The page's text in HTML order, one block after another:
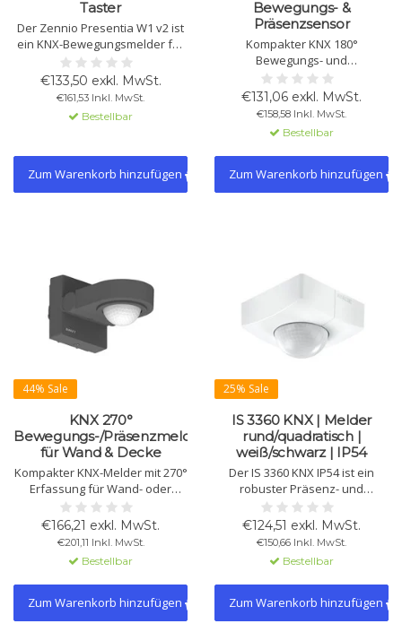
Taster
Der Zennio Presentia W1 v2 ist
ein KNX-Bewegungsmelder für
die Wandmontage mit 1 Taster.
Er erkennt Bewegungen bis 10
Meter mit einstellbarer
Empfindlichkeit und
Hintergrundbeleuchtung.
€133,50 exkl. MwSt.
€161,53 Inkl. MwSt.
Bestellbar
Zum Warenkorb hinzufügen
Bewegungs- &
Präsenzsensor
Kompakter KNX 180°
Bewegungs- und
Präsenzmelder für
Wandmontage mit dualen PIR-
Sensoren,
Konstantlichtregelung, 6+1
Kanälen sowie Licht- und
Temperatursensor. Unterstützt
Licht- und HVAC-Steuerung. Für
Innen- und Außenecken
€131,06 exkl. MwSt.
€158,58 Inkl. MwSt.
Bestellbar
Zum Warenkorb hinzufügen
44% Sale
KNX 270°
Bewegungs-/Präsenzmelder
für Wand & Decke
Kompakter KNX-Melder mit 270°
Erfassung für Wand- oder
Deckenmontage. Für
Bewegung, Präsenz,
Konstantlichtregelung und
Dämmerung. Mit 6 Kanälen,
Master/Slave sowie Licht- und
Temperatursensor.
€166,21 exkl. MwSt.
€201,11 Inkl. MwSt.
Bestellbar
Zum Warenkorb hinzufügen
25% Sale
IS 3360 KNX | Melder
rund/quadratisch |
weiß/schwarz | IP54
Der IS 3360 KNX IP54 ist ein
robuster Präsenz- und
Bewegungsmelder mit 360°-
Erfassung und 20 m Reichweite.
Für Innen- und Außenbereiche
geeignet, ideal für Parkhäuser,
Hallen und Eingänge. Erhältlich
rund oder quadratisch, weiß
oder schwarz.
€124,51 exkl. MwSt.
€150,66 Inkl. MwSt.
Bestellbar
Zum Warenkorb hinzufügen